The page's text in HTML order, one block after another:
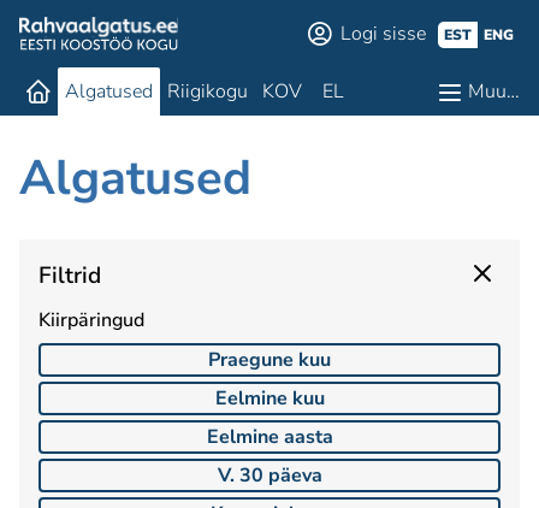
Logi sisse EST ENG
Algatused Riigikogu KOV EL Muu…
Algatused
Filtrid
Kiirpäringud
Praegune kuu
Eelmine kuu
Eelmine aasta
V. 30 päeva